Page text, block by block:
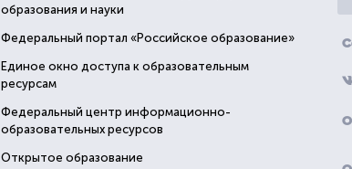
образования и науки
Федеральный портал «Российское образование»
Единое окно доступа к образовательным
ресурсам
Федеральный центр информационно-
образовательных ресурсов
Открытое образование